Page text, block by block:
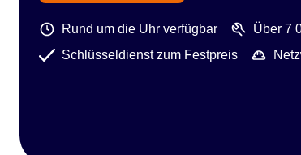
Rund um die Uhr verfügbar
Über 7
Schlüsseldienst zum Festpreis